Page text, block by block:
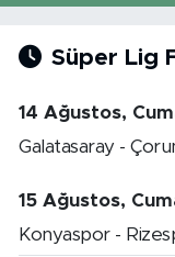
Süper Lig
14 Ağustos,
Galatasaray -
15 Ağustos,
Konyaspor -